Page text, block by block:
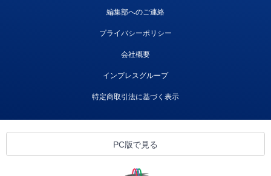
編集部へのご連絡
プライバシーポリシー
会社概要
インプレスグループ
特定商取引法に基づく表示
PC版で見る